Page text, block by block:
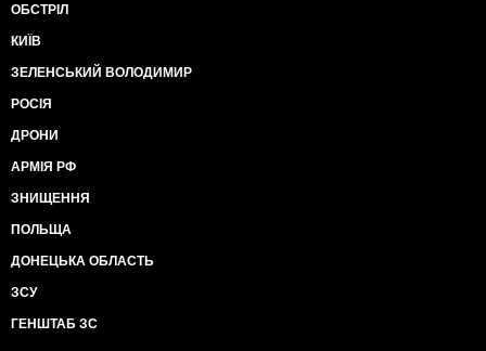
ОБСТРІЛ
КИЇВ
ЗЕЛЕНСЬКИЙ ВОЛОДИМИР
РОСІЯ
ДРОНИ
АРМІЯ РФ
ЗНИЩЕННЯ
ПОЛЬЩА
ДОНЕЦЬКА ОБЛАСТЬ
ЗСУ
ГЕНШТАБ ЗС